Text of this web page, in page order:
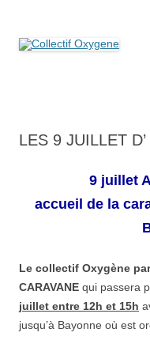
LES 9 JUILLET
9 juillet
accueil de la
Le collectif Oxygène
CARAVANE qui passera
juillet entre 12h et 15h
jusqu’à Bayonne où est